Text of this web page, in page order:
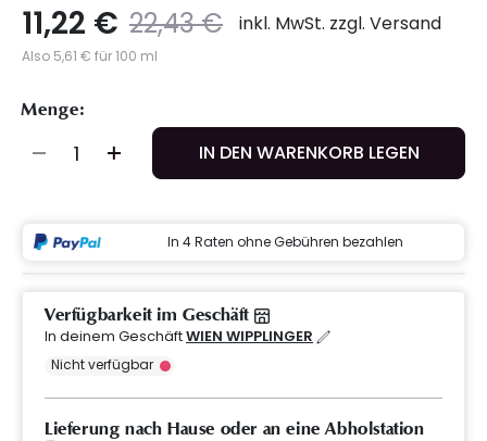
Preis
22,43 €to
11,22 € inkl. MwSt. zzgl. Versand
Also 5,61 € für 100 ml
Menge:
IN DEN WARENKORB LEGEN
In 4 Raten ohne Gebühren bezahlen
Verfügbarkeit im Geschäft
In deinem GeschäftWIEN WIPPLINGER
Nicht verfügbar
Lieferung nach Hause oder an eine Abholstation